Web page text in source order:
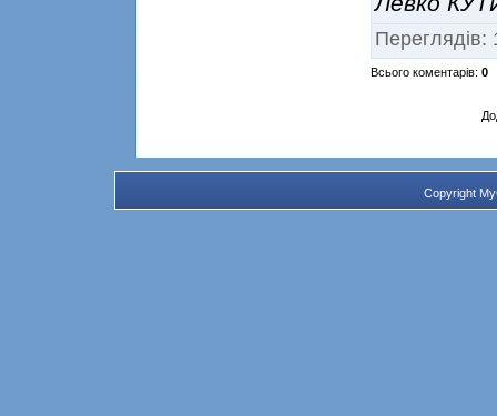
Переглядів:
Всього коментарів: 0
Copyright